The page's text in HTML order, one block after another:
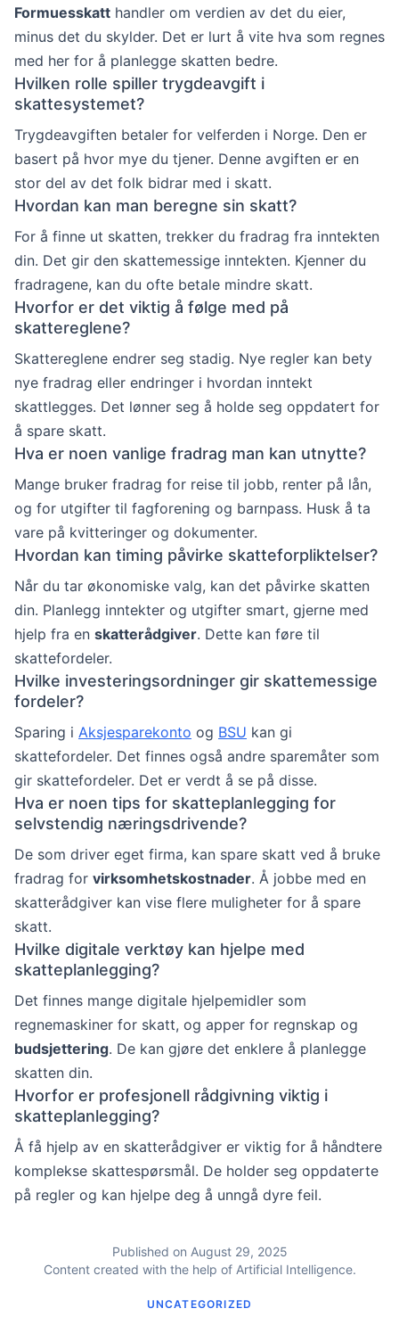
Formuesskatt handler om verdien av det du eier,
minus det du skylder. Det er lurt å vite hva som regnes
med her for å planlegge skatten bedre.
Hvilken rolle spiller trygdeavgift i
skattesystemet?
Trygdeavgiften betaler for velferden i Norge. Den er
basert på hvor mye du tjener. Denne avgiften er en
stor del av det folk bidrar med i skatt.
Hvordan kan man beregne sin skatt?
For å finne ut skatten, trekker du fradrag fra inntekten
din. Det gir den skattemessige inntekten. Kjenner du
fradragene, kan du ofte betale mindre skatt.
Hvorfor er det viktig å følge med på
skattereglene?
Skattereglene endrer seg stadig. Nye regler kan bety
nye fradrag eller endringer i hvordan inntekt
skattlegges. Det lønner seg å holde seg oppdatert for
å spare skatt.
Hva er noen vanlige fradrag man kan utnytte?
Mange bruker fradrag for reise til jobb, renter på lån,
og for utgifter til fagforening og barnpass. Husk å ta
vare på kvitteringer og dokumenter.
Hvordan kan timing påvirke skatteforpliktelser?
Når du tar økonomiske valg, kan det påvirke skatten
din. Planlegg inntekter og utgifter smart, gjerne med
hjelp fra en skatterådgiver. Dette kan føre til
skattefordeler.
Hvilke investeringsordninger gir skattemessige
fordeler?
Sparing i Aksjesparekonto og BSU kan gi
skattefordeler. Det finnes også andre sparemåter som
gir skattefordeler. Det er verdt å se på disse.
Hva er noen tips for skatteplanlegging for
selvstendig næringsdrivende?
De som driver eget firma, kan spare skatt ved å bruke
fradrag for virksomhetskostnader. Å jobbe med en
skatterådgiver kan vise flere muligheter for å spare
skatt.
Hvilke digitale verktøy kan hjelpe med
skatteplanlegging?
Det finnes mange digitale hjelpemidler som
regnemaskiner for skatt, og apper for regnskap og
budsjettering. De kan gjøre det enklere å planlegge
skatten din.
Hvorfor er profesjonell rådgivning viktig i
skatteplanlegging?
Å få hjelp av en skatterådgiver er viktig for å håndtere
komplekse skattespørsmål. De holder seg oppdaterte
på regler og kan hjelpe deg å unngå dyre feil.
Published on August 29, 2025
Content created with the help of Artificial Intelligence.
UNCATEGORIZED